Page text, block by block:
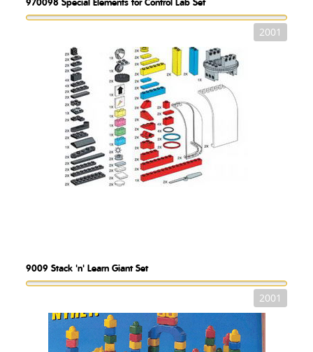
2001
9009 Stack 'n' Learn Giant Set
2001